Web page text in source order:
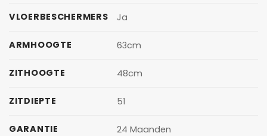
VLOERBESCHERMERS Ja
ARMHOOGTE 63cm
ZITHOOGTE 48cm
ZITDIEPTE 51
GARANTIE 24 Maanden